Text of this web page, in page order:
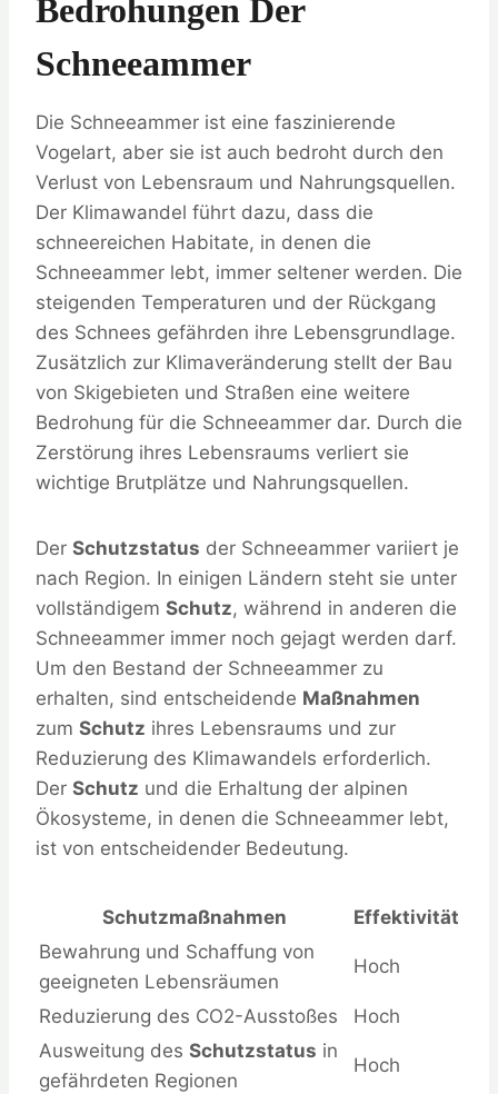
Bedrohungen Der
Schneeammer
Die Schneeammer ist eine faszinierende
Vogelart, aber sie ist auch bedroht durch den
Verlust von Lebensraum und Nahrungsquellen.
Der Klimawandel führt dazu, dass die
schneereichen Habitate, in denen die
Schneeammer lebt, immer seltener werden. Die
steigenden Temperaturen und der Rückgang
des Schnees gefährden ihre Lebensgrundlage.
Zusätzlich zur Klimaveränderung stellt der Bau
von Skigebieten und Straßen eine weitere
Bedrohung für die Schneeammer dar. Durch die
Zerstörung ihres Lebensraums verliert sie
wichtige Brutplätze und Nahrungsquellen.
Der Schutzstatus der Schneeammer variiert je
nach Region. In einigen Ländern steht sie unter
vollständigem Schutz, während in anderen die
Schneeammer immer noch gejagt werden darf.
Um den Bestand der Schneeammer zu
erhalten, sind entscheidende Maßnahmen
zum Schutz ihres Lebensraums und zur
Reduzierung des Klimawandels erforderlich.
Der Schutz und die Erhaltung der alpinen
Ökosysteme, in denen die Schneeammer lebt,
ist von entscheidender Bedeutung.
Schutzmaßnahmen
Effektivität
Bewahrung und Schaffung von
geeigneten Lebensräumen
Hoch
Reduzierung des CO2-Ausstoßes
Hoch
Ausweitung des Schutzstatus in
gefährdeten Regionen
Hoch